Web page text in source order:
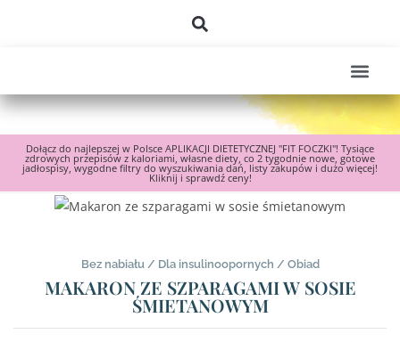
Dołącz do najlepszej w Polsce APLIKACJI DIETETYCZNEJ "FIT FOCZKI"! Tysiące
zdrowych przepisów z kaloriami, własne diety, co 2 tygodnie nowe, gotowe
jadłospisy, wygodne filtry do wyszukiwania dań, listy zakupów i dużo więcej!
Kliknij i sprawdź ceny!
Bez nabiału / Dla insulinoopornych / Obiad
MAKARON ZE SZPARAGAMI W SOSIE
ŚMIETANOWYM